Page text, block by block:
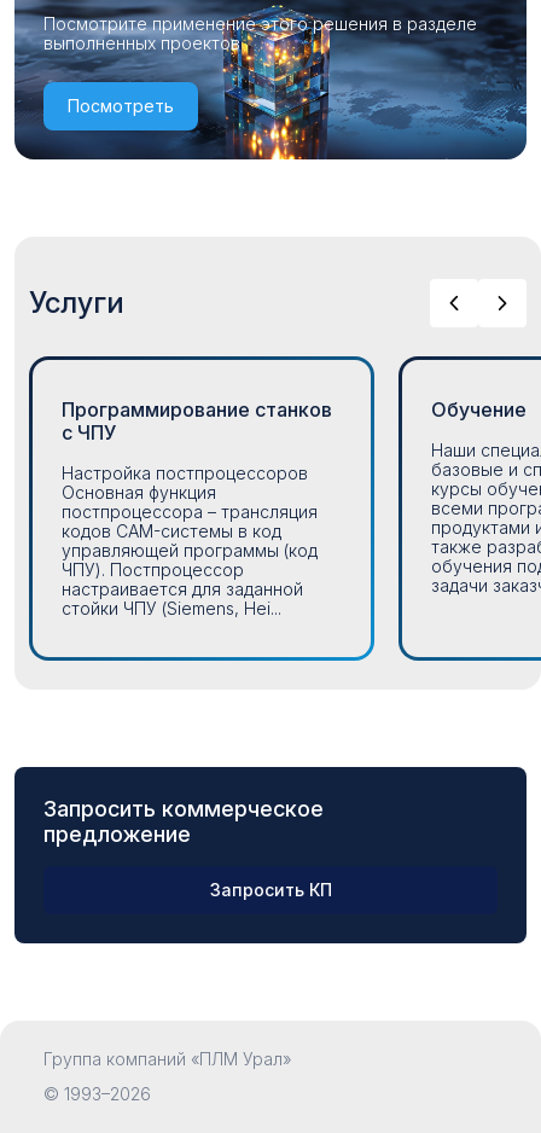
Посмотрите применение этого решения в разделе
выполненных проектов
Посмотреть
Услуги
Программирование станков
с ЧПУ
Настройка постпроцессоров
Основная функция
постпроцессора – трансляция
кодов CAM-системы в код
управляющей программы (код
ЧПУ). Постпроцессор
настраивается для заданной
стойки ЧПУ (Siemens, Hei...
Обучение
Наши
базовые и
курсы
всеми
продуктами
также
обучения
задачи
Запросить коммерческое
предложение
Запросить КП
Компания
Группа компаний «ПЛМ Урал»
© 1993–2026